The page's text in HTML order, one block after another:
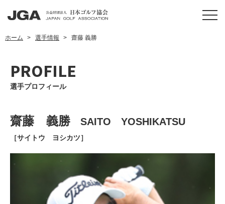
ホーム 選手情報 齋藤 義勝
PROFILE
選手プロフィール
齋藤 義勝 SAITO YOSHIKATSU
［サイトウ ヨシカツ］